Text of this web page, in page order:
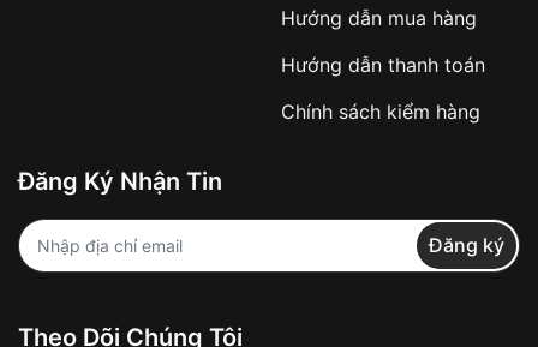
✔️ Đảm bảo xử lý đơn hàng nhanh chóng
✔️ Hạn chế tình trạng hủy đơn không mong
Từ khóa SEO:
Khách hàng được
Hướng dẫn mua hàng
Hướng dẫn thanh toán
Chính sách kiểm hàng
Đăng Ký Nhận Tin
Đăng ký
Theo Dõi Chúng Tôi